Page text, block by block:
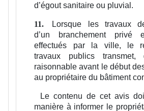
d’égout sanitaire ou pluvial.
11.
Lorsque les travaux
d’un branchement privé
effectués par la ville, le
travaux publics
raisonnable avant le début
au propriétaire du bâtiment
Le contenu de cet avis
manière à informer le